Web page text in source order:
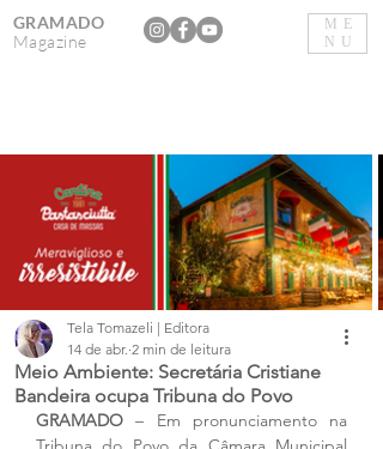
ME
NU
GRAMADO
Magazine
Meio Ambiente: Secretária Cristiane
Bandeira ocupa Tribuna do Povo
Tela Tomazeli | Editora
14 de abr. 2 min de leitura
GRAMADO – Em pronunciamento na